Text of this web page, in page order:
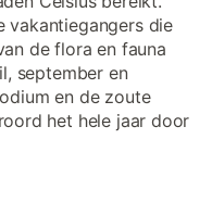
vakantiegangers die
de flora en fauna
september en
en de zoute
het hele jaar door